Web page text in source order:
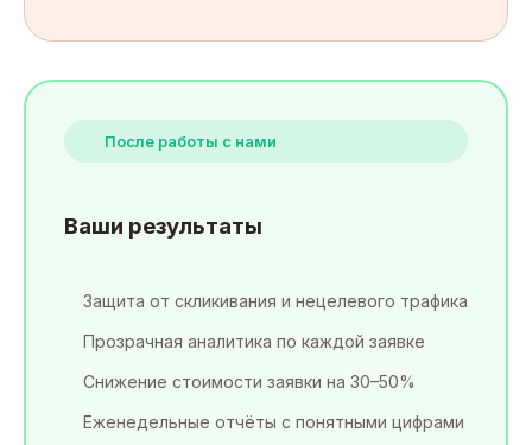
После работы с нами
Ваши результаты
Защита от скликивания и нецелевого трафика
Прозрачная аналитика по каждой заявке
Снижение стоимости заявки на 30–50%
Еженедельные отчёты с понятными цифрами